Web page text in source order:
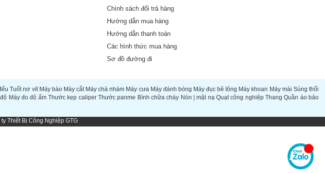
Chính sách đổi trả hàng
Hướng dẫn mua hàng
Hướng dẫn thanh toán
Các hình thức mua hàng
Sơ đồ đường đi
Tuốt nơ vít Máy bào Máy cắt Máy chà nhám Máy cưa Máy đánh bóng Máy đục bê tông Máy khoan Máy mài Súng thổi
Máy đo độ ẩm Thước kẹp caliper Thước panme Bình chữa cháy Nón | mặt nạ Quạt công nghiệp Thang Quần áo bảo
Thiết Bị Công Nghiệp GTG